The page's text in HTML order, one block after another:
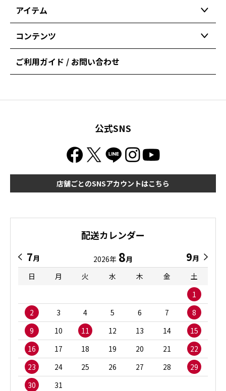
アイテム
コンテンツ
ご利用ガイド / お問い合わせ
公式SNS
店舗ごとのSNSアカウントはこちら
配送カレンダー
7月 2026年 8月 9月
日
月 火 水 木 金
土
1
2
3 4 5 6 7
8
9
10 11 12 13 14
15
16
17 18 19 20 21
22
23
24 25 26 27 28
29
30
31